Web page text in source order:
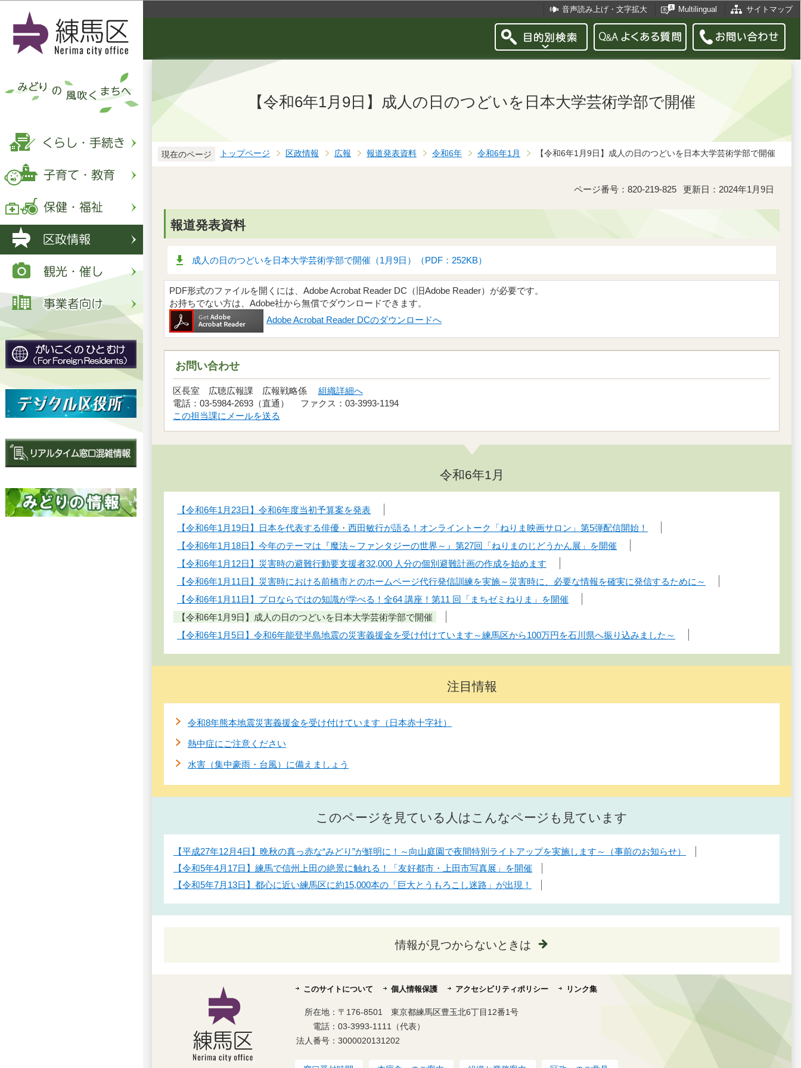
音声読み上げ・文字拡大 Multilingual サイトマップ
【令和6年1月9日】成人の日のつどいを日本大学芸術学部で開催
現在のページ トップページ 区政情報 広報 報道発表資料 令和6年 令和6年1月 【令和6年1月9日】成人の日のつどいを日本大学芸術学部で開催
ページ番号：820-219-825 更新日：2024年1月9日
報道発表資料
成人の日のつどいを日本大学芸術学部で開催（1月9日）（PDF：252KB）
PDF形式のファイルを開くには、Adobe Acrobat Reader DC（旧Adobe Reader）が必要です。
お持ちでない方は、Adobe社から無償でダウンロードできます。
Adobe Acrobat Reader DCのダウンロードへ
お問い合わせ
区長室 広聴広報課 広報戦略係 組織詳細へ
電話：03-5984-2693（直通） ファクス：03-3993-1194
この担当課にメールを送る
令和6年1月
【令和6年1月23日】令和6年度当初予算案を発表
【令和6年1月19日】日本を代表する俳優・西田敏行が語る！オンライントーク「ねりま映画サロン」第5弾配信開始！
【令和6年1月18日】今年のテーマは『魔法～ファンタジーの世界～』第27回「ねりまのじどうかん展」を開催
【令和6年1月12日】災害時の避難行動要支援者32,000 人分の個別避難計画の作成を始めます
【令和6年1月11日】災害時における前橋市とのホームページ代行発信訓練を実施～災害時に、必要な情報を確実に発信するために～
【令和6年1月11日】プロならではの知識が学べる！全64 講座！第11 回「まちゼミねりま」を開催
【令和6年1月9日】成人の日のつどいを日本大学芸術学部で開催
【令和6年1月5日】令和6年能登半島地震の災害義援金を受け付けています～練馬区から100万円を石川県へ振り込みました～
注目情報
令和8年熊本地震災害義援金を受け付けています（日本赤十字社）
熱中症にご注意ください
水害（集中豪雨・台風）に備えましょう
このページを見ている人はこんなページも見ています
【平成27年12月4日】晩秋の真っ赤な“みどり”が鮮明に！～向山庭園で夜間特別ライトアップを実施します～（事前のお知らせ）
【令和5年4月17日】練馬で信州上田の絶景に触れる！「友好都市・上田市写真展」を開催
【令和5年7月13日】都心に近い練馬区に約15,000本の「巨大とうもろこし迷路」が出現！
情報が見つからないときは
このサイトについて 個人情報保護 アクセシビリティポリシー リンク集
所在地： 〒176-8501 東京都練馬区豊玉北6丁目12番1号
電話： 03-3993-1111（代表）
法人番号： 3000020131202